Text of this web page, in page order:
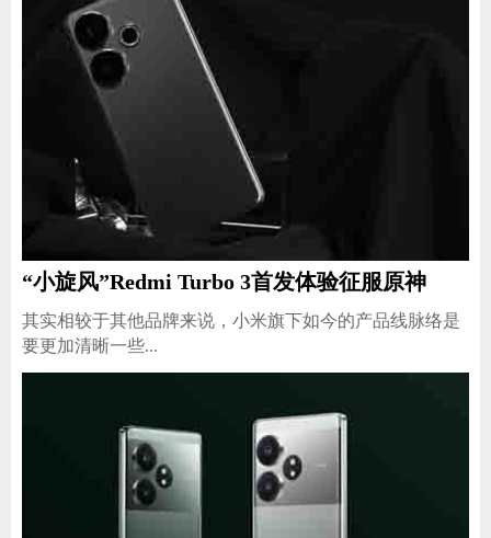
“小旋风”Redmi Turbo 3首发体验征服原神
​其实相较于其他品牌来说，小米旗下如今的产品线脉络是
要更加清晰一些...